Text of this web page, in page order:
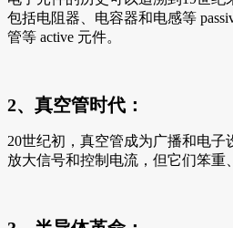
包括电阻器、电容器和电感等
管等 active 元件。
2、真空管时代：
20世纪初，真空管成为广播和电
放大信号和控制电流，但它们笨重